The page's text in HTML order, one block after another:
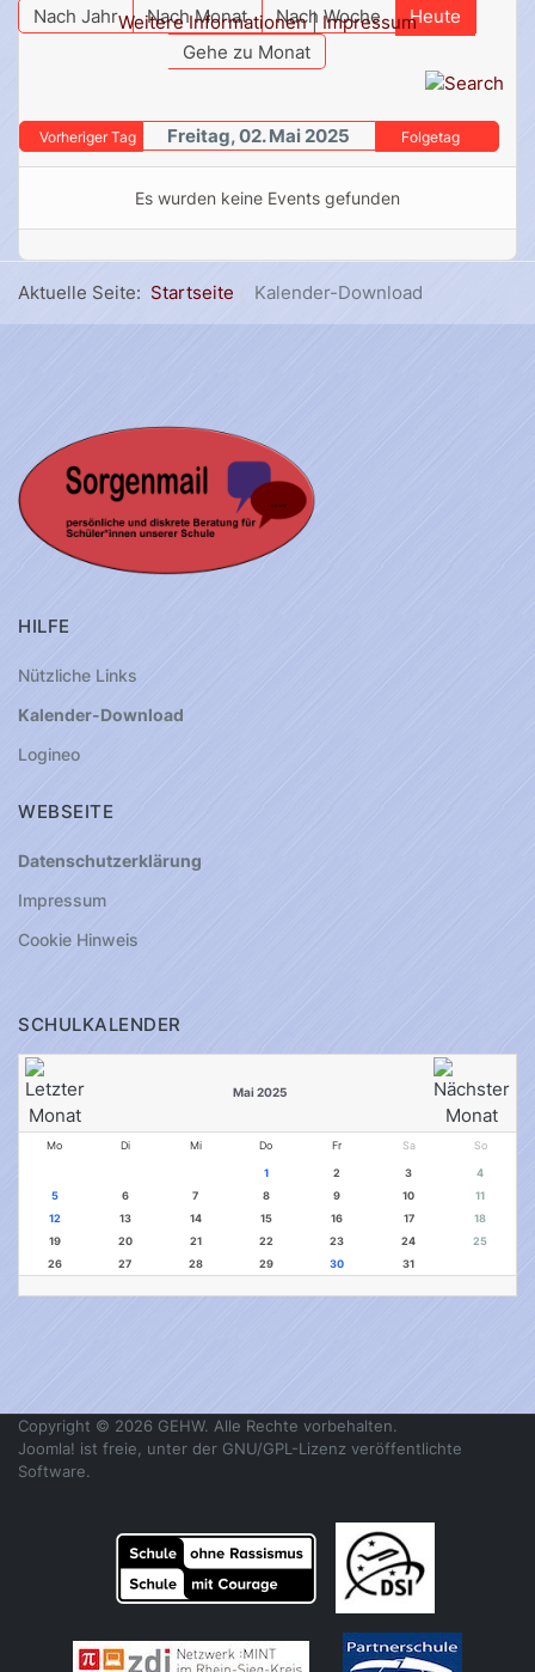
Nach Jahr Nach Monat Nach Woche
Heute
Gehe zu Monat
Vorheriger Tag Freitag, 02. Mai 2025 Folgetag
Es wurden keine Events gefunden
Aktuelle Seite: Startseite Kalender-Download
HILFE
Nützliche Links
Kalender-Download
Logineo
WEBSEITE
Datenschutzerklärung
Impressum
Cookie Hinweis
SCHULKALENDER
Mai 2025
Mo Di Mi Do Fr Sa So
1 2 3
4
5
6 7 8 9 10
11
12
13 14 15 16 17
18
19
20 21 22 23 24
25
26
27 28 29 30 31
Copyright © 2026 GEHW. Alle Rechte vorbehalten.
Joomla! ist freie, unter der GNU/GPL-Lizenz veröffentlichte
Software.
Weitere Informationen| Impressum